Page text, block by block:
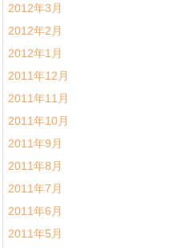
2012年3月
2012年2月
2012年1月
2011年12月
2011年11月
2011年10月
2011年9月
2011年8月
2011年7月
2011年6月
2011年5月